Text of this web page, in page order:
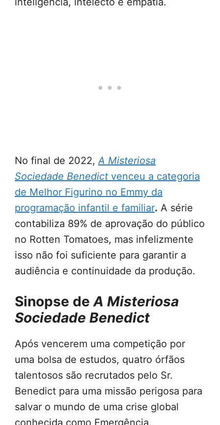
No final de 2022,A Misteriosa
Sociedade Benedict venceu a categoria
de Melhor Figurino no Emmy da
programação infantil e familiar. A série
contabiliza 89% de aprovação do público
no Rotten Tomatoes, mas infelizmente
isso não foi suficiente para garantir a
audiência e continuidade da produção.
Sinopse deA Misteriosa
Sociedade Benedict
Após vencerem uma competição por
uma bolsa de estudos, quatro órfãos
talentosos são recrutados pelo Sr.
Benedict para uma missão perigosa para
salvar o mundo de uma crise global
conhecida como Emergência.